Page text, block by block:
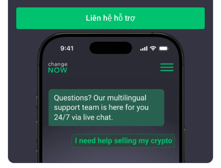
Liên hệ hỗ trợ